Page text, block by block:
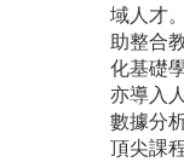
域人才
助整合
化基礎
亦導入
數據分
頂尖課